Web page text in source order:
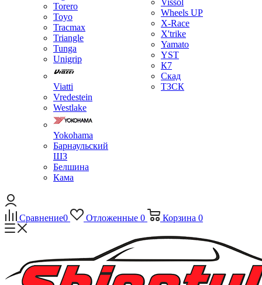
Torero
Toyo
Tracmax
Triangle
Tunga
Unigrip
Viatti
Vredestein
Westlake
Yokohama
Барнаульский
ШЗ
Белшина
Кама
Vissol
Wheels UP
X-Race
X'trike
Yamato
YST
К7
Скад
ТЗСК
Сравнение0 Отложенные 0 Корзина 0